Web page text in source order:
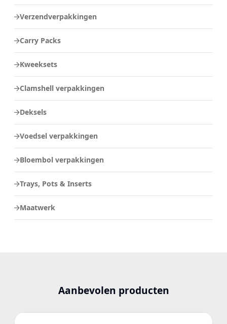
Verzendverpakkingen
Carry Packs
Kweeksets
Clamshell verpakkingen
Deksels
Voedsel verpakkingen
Bloembol verpakkingen
Trays, Pots & Inserts
Maatwerk
Aanbevolen producten